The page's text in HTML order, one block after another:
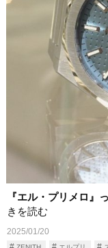
『エル・プリメロ』
きを読む
2025/01/20